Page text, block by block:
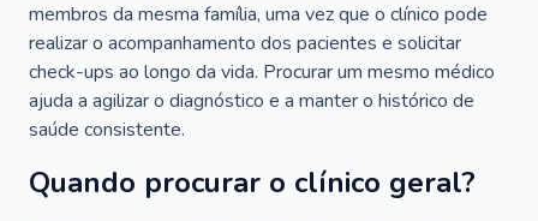
membros da mesma família, uma vez que o clínico pode
realizar o acompanhamento dos pacientes e solicitar
check-ups ao longo da vida. Procurar um mesmo médico
ajuda a agilizar o diagnóstico e a manter o histórico de
saúde consistente.
Quando procurar o clínico geral?